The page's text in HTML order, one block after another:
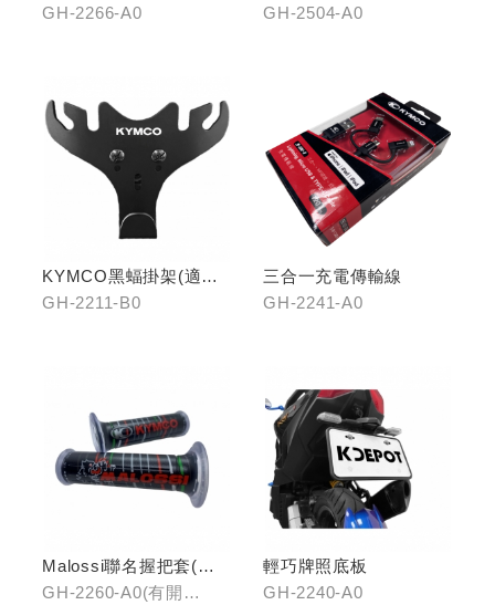
震手機架
GH-2266-A0
記錄器
GH-2504-A0
KYMCO黑蝠掛架(適用
原車可收折掛
GH-2211-B0
三合一充電傳輸線
GH-2241-A0
Malossi聯名握把套(有
開口)/(無開口)
GH-2260-A0(有開
輕巧牌照底板
GH-2240-A0